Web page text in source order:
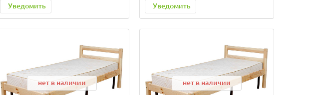
Уведомить Уведомить
нет в наличии нет в наличии